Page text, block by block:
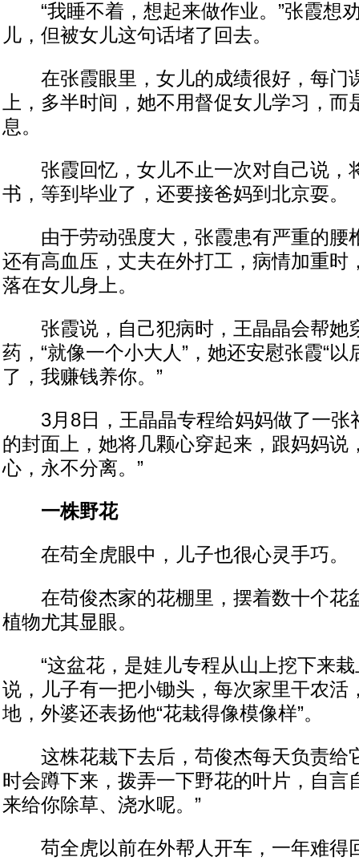
“我睡不着，想起来做作业。”张霞想
儿，但被女儿这句话堵了回去。
在张霞眼里，女儿的成绩很好，每门
上，多半时间，她不用督促女儿学习，而
息。
张霞回忆，女儿不止一次对自己说，
书，等到毕业了，还要接爸妈到北京耍。
由于劳动强度大，张霞患有严重的腰
还有高血压，丈夫在外打工，病情加重时
落在女儿身上。
张霞说，自己犯病时，王晶晶会帮她
药，“就像一个小大人”，她还安慰张霞“
了，我赚钱养你。”
3月8日，王晶晶专程给妈妈做了一张
的封面上，她将几颗心穿起来，跟妈妈说
心，永不分离。”
一株野花
在苟全虎眼中，儿子也很心灵手巧。
在苟俊杰家的花棚里，摆着数十个花
植物尤其显眼。
“这盆花，是娃儿专程从山上挖下来栽
说，儿子有一把小锄头，每次家里干农活
地，外婆还表扬他“花栽得像模像样”。
这株花栽下去后，苟俊杰每天负责给
时会蹲下来，拨弄一下野花的叶片，自言
来给你除草、浇水呢。”
苟全虎以前在外帮人开车，一年难得